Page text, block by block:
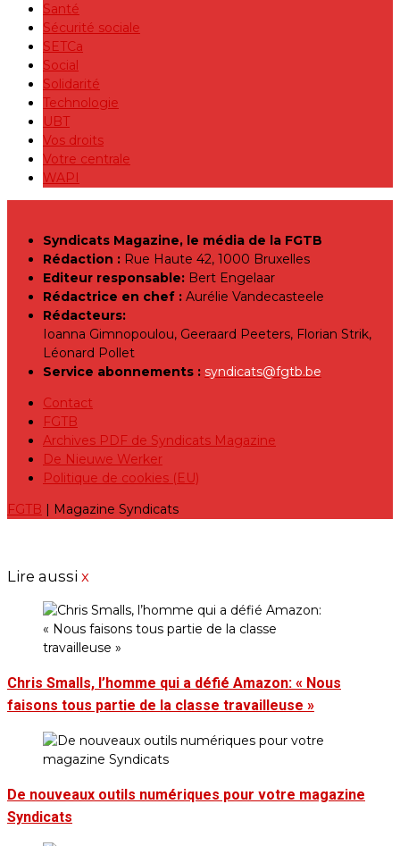
Santé
Sécurité sociale
SETCa
Social
Solidarité
Technologie
UBT
Vos droits
Votre centrale
WAPI
Syndicats Magazine, le média de la FGTB
Rédaction : Rue Haute 42, 1000 Bruxelles
Editeur responsable: Bert Engelaar
Rédactrice en chef : Aurélie Vandecasteele
Rédacteurs:
Ioanna Gimnopoulou, Geeraard Peeters, Florian Strik,
Léonard Pollet
Service abonnements : syndicats@fgtb.be
Contact
FGTB
Archives PDF de Syndicats Magazine
De Nieuwe Werker
Politique de cookies (EU)
FGTB | Magazine Syndicats
Lire aussi x
Chris Smalls, l’homme qui a défié Amazon: « Nous
faisons tous partie de la classe travailleuse »
De nouveaux outils numériques pour votre magazine
Syndicats